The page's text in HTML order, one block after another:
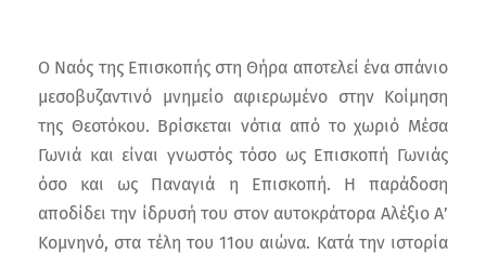
Ο Ναός της Επισκοπής στη Θήρα αποτελεί ένα σπάνιο
μεσοβυζαντινό μνημείο αφιερωμένο στην Κοίμηση
της Θεοτόκου. Βρίσκεται νότια από το χωριό Μέσα
Γωνιά και είναι γνωστός τόσο ως Επισκοπή Γωνιάς
όσο και ως Παναγιά η Επισκοπή. Η παράδοση
αποδίδει την ίδρυσή του στον αυτοκράτορα Αλέξιο Α’
Κομνηνό, στα τέλη του 11ου αιώνα. Κατά την ιστορία